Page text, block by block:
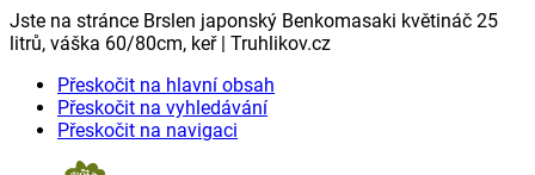
Jste na stránce Brslen japonský Benkomasaki květináč 25
litrů, váška 60/80cm, keř | Truhlikov.cz
Přeskočit na hlavní obsah
Přeskočit na vyhledávání
Přeskočit na navigaci